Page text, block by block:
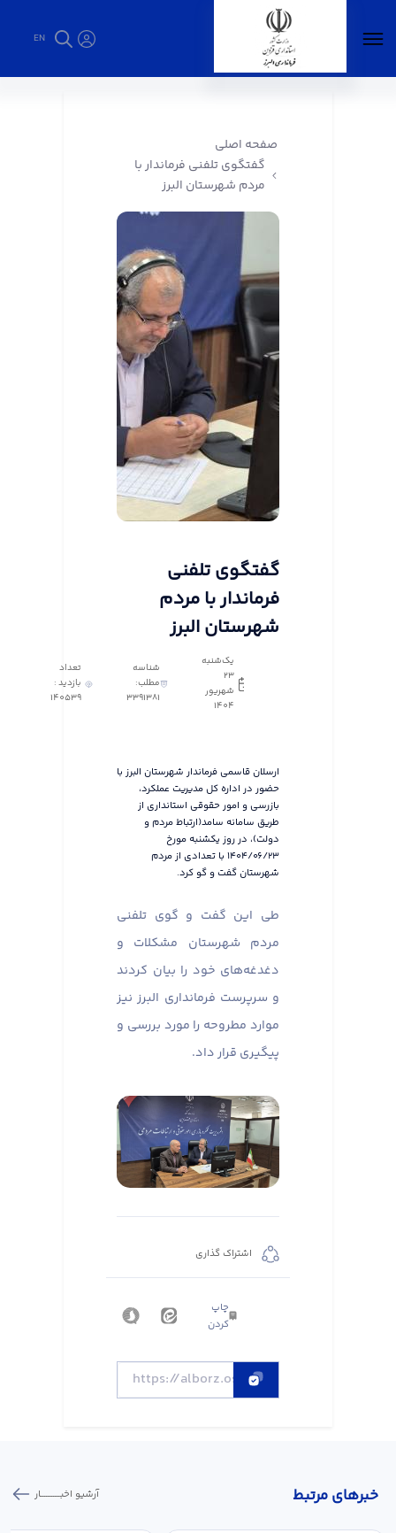
EN
صفحه اصلی
گفتگوی تلفنی فرماندار با
مردم شهرستان البرز
گفتگوی تلفنی
فرماندار با مردم
شهرستان البرز
یک‌شنبه
23
شهریور
1404
شناسه
مطلب:
3391381
تعداد
بازدید :
140539
ارسلان قاسمی فرماندار شهرستان البرز با
حضور در اداره کل مدیریت عملکرد،
بازرسی و امور حقوقی استانداری از
طریق سامانه سامد(ارتباط مردم و
دولت)، در روز یکشنبه مورخ
۱۴۰۴/۰۶/۲۳ با تعدادی از مردم
شهرستان گفت و گو کرد.
طی این گفت و گوی تلفنی
مردم شهرستان مشکلات و
دغدغه‌های خود را بیان کردند
و سرپرست فرمانداری البرز نیز
موارد مطروحه را مورد بررسی و
پیگیری قرار داد.
اشتراک گذاری
چاپ
کردن
خبر‌های مرتبط آرشیو اخبـــــــــــار